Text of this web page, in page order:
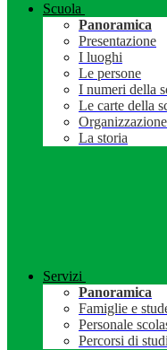
Scuola
Panoramica
Presentazione
I luoghi
Le persone
I numeri della
Le carte della
Organizzazione
La storia
Servizi
Panoramica
Famiglie e
Personale
Percorsi di